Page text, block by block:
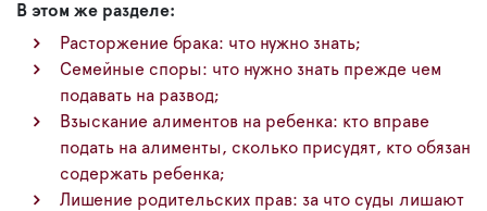
В этом же разделе:
Расторжение брака: что нужно знать;
Семейные споры: что нужно знать прежде чем
подавать на развод;
Взыскание алиментов на ребенка: кто вправе
подать на алименты, сколько присудят, кто обязан
содержать ребенка;
Лишение родительских прав: за что суды лишают